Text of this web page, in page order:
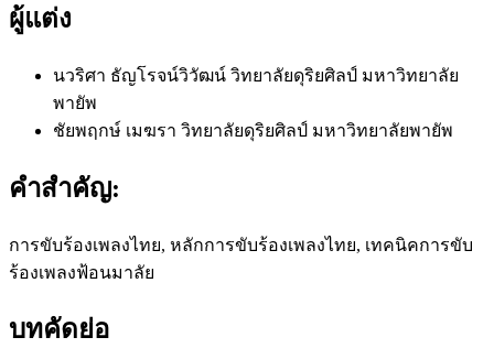
ผู้แต่ง
นวริศา ธัญโรจน์วิวัฒน์ วิทยาลัยดุริยศิลป์ มหาวิทยาลัย
พายัพ
ชัยพฤกษ์ เมฆรา วิทยาลัยดุริยศิลป์ มหาวิทยาลัยพายัพ
คำสำคัญ:
การขับร้องเพลงไทย, หลักการขับร้องเพลงไทย, เทคนิคการขับ
ร้องเพลงฟ้อนมาลัย
บทคัดย่อ